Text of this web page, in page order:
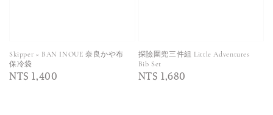
Skipper × BAN INOUE 奈良かや布
保冷袋
Regular
NT$ 1,400
探險圍兜三件組 Little Adventures
Bib Set
Regular
NT$ 1,680